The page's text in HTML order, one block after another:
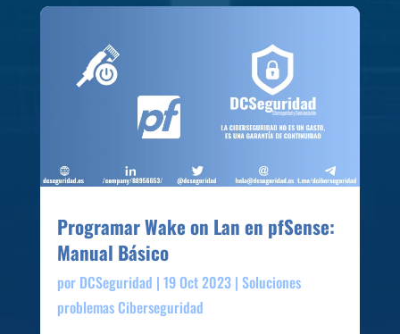
Programar Wake on Lan en pfSense:
Manual Básico
por DCSeguridad | 19 Oct 2023| Soluciones
problemas Ciberseguridad